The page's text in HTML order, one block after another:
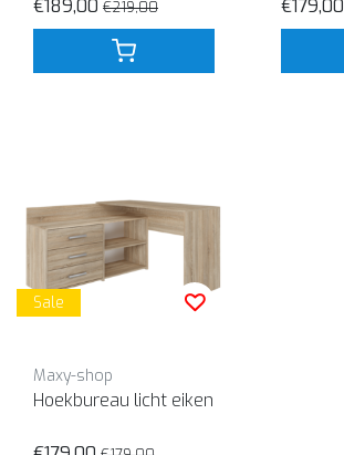
€189,00 €219,00 €179,00
Sale
Maxy-shop
Hoekbureau licht eiken